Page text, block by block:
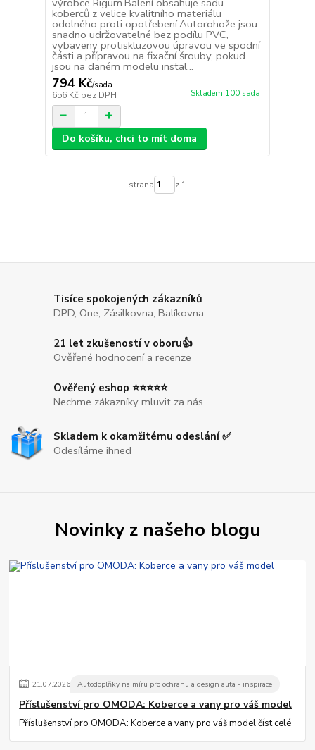
koberců z velice kvalitního materiálu
odolného proti opotřebení.Autorohože jsou
snadno udržovatelné bez podílu PVC,
vybaveny protiskluzovou úpravou ve spodní
části a přípravou na fixační šrouby, pokud
jsou na daném modelu instal...
794 Kč/sada
656 Kč bez DPH Skladem 100 sada
Do košíku, chci to mít doma
strana z 1
Tisíce spokojených zákazníků
DPD, One, Zásilkovna, Balíkovna
21 let zkušeností v oboru👍
Ověřené hodnocení a recenze
Ověřený eshop ⭐⭐⭐⭐⭐
Nechme zákazníky mluvit za nás
Skladem k okamžitému odeslání ✅
Odesíláme ihned
Novinky z našeho blogu
21.07.2026 Autodoplňky na míru pro ochranu a design auta - inspirace
Příslušenství pro OMODA: Koberce a vany pro váš model
Příslušenství pro OMODA: Koberce a vany pro váš modelčíst celé